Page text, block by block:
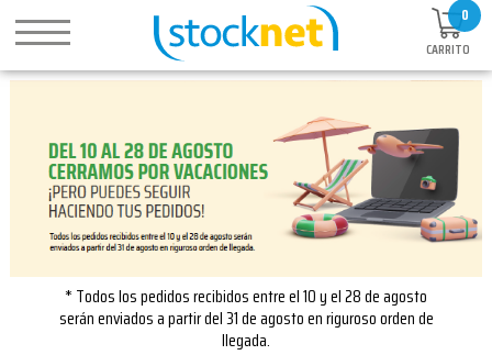
0
CARRITO
* Todos los pedidos recibidos entre el 10 y el 28 de agosto
serán enviados a partir del 31 de agosto en riguroso orden de
llegada.